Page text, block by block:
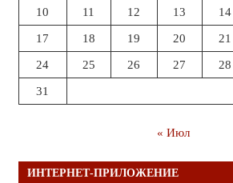
10 11 12 13 14
17 18 19 20 21
24 25 26 27 28
31
« Июл
ИНТЕРНЕТ-ПРИЛОЖЕНИЕ